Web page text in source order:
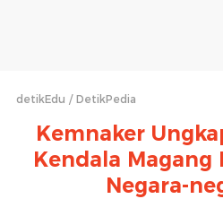
detikEdu DetikPedia
Kemnaker
Kendala Magang
Negara-